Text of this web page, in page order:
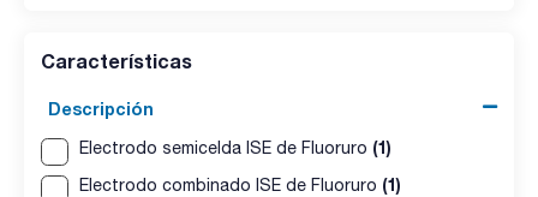
Características
Descripción
Electrodo semicelda ISE de Fluoruro (1)
Electrodo combinado ISE de Fluoruro (1)